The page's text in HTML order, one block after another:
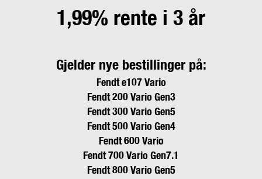
1,99% rente i 3 år
Gjelder nye bestillinger på:
Fendt e107 Vario
Fendt 200 Vario Gen3
Fendt 300 Vario Gen5
Fendt 500 Vario Gen4
Fendt 600 Vario
Fendt 700 Vario Gen7.1
Fendt 800 Vario Gen5
Lagersalg & brukt